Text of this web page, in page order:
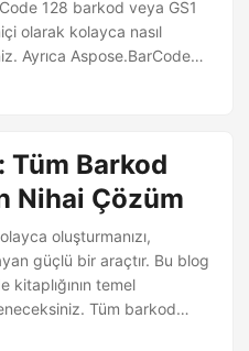
128 barkod veya GS1
olarak kolayca nasıl
Ayrıca Aspose.BarCode
128 oluşturucu
Tüm Barkod
Nihai Çözüm
oluşturmanızı,
güçlü bir araçtır. Bu blog
temel
Tüm barkod
yapan şeyin ne olduğunu